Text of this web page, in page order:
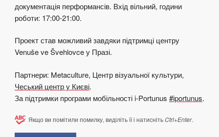
документація перформансів. Вхід вільний, години
роботи: 17:00-21:00.
Проект став можливий завдяки підтримці центру
Venuše ve Švehlovce у Празі.
Партнери: Metaculture, Центр візуальної культури,
Чеський центр у Києві.
За підтримки програми мобільності i-Portunus #iportunus.
Якщо ви помітили помилку, виділіть її і натиснітьCtrl+Enter.